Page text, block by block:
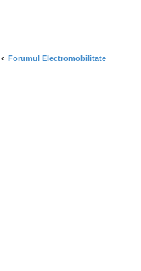
Forumul Electromobilitate